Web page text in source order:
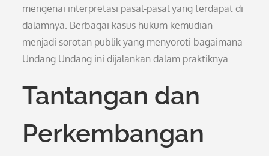
mengenai interpretasi pasal-pasal yang terdapat di
dalamnya. Berbagai kasus hukum kemudian
menjadi sorotan publik yang menyoroti bagaimana
Undang Undang ini dijalankan dalam praktiknya.
Tantangan dan
Perkembangan